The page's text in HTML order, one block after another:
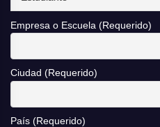
Empresa o Escuela (Requerido)
Ciudad (Requerido)
País (Requerido)